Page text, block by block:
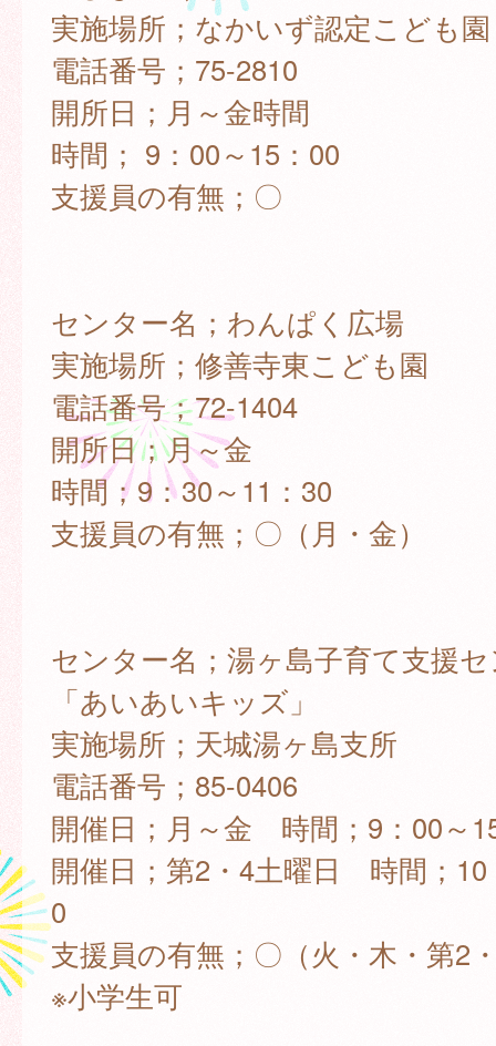
実施場所；なかいず認定こども園
電話番号；75-2810
開所日；月～金時間
時間； 9：00～15：00
支援員の有無；〇
センター名；わんぱく広場
実施場所；修善寺東こども園
電話番号；72-1404
開所日；月～金
時間；9：30～11：30
支援員の有無；〇（月・金）
センター名；湯ヶ島子育て支援
「あいあいキッズ」
実施場所；天城湯ヶ島支所
電話番号；85-0406
開催日；月～金 時間；9：00～
開催日；第2・4土曜日 時間；10
0
支援員の有無；〇（火・木・第2
※小学生可